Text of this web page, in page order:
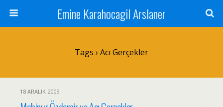
Emine Karahocagil Arslaner
Tags › Acı Gerçekler
18 ARALIK 2009